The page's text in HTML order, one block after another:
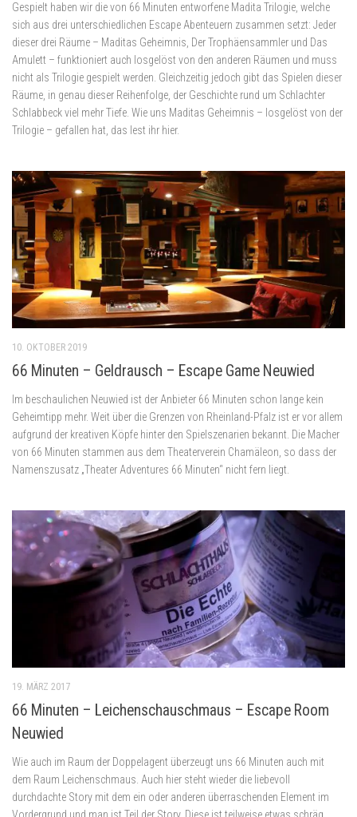
Gespielt haben wir die von 66 Minuten entworfene Madita Trilogie, welche
sich aus drei unterschiedlichen Escape Abenteuern zusammen setzt: Jeder
dieser drei Räume – Maditas Geheimnis, Der Trophäensammler und Das
Amulett – funktioniert auch losgelöst von den anderen Räumen und muss
nicht als Trilogie gespielt werden. Gleichzeitig jedoch gibt das Spielen dieser
Räume, in genau dieser Reihenfolge, der Geschichte rund um Schlachter
Schlabbeck viel mehr Tiefe. Wie uns Maditas Geheimnis – losgelöst von der
Trilogie – gefallen hat, das lest ihr hier.
10. OKTOBER 2019
66 Minuten – Geldrausch – Escape Game Neuwied
Im beschaulichen Neuwied ist der Anbieter 66 Minuten schon lange kein
Geheimtipp mehr. Weit über die Grenzen von Rheinland-Pfalz ist er vor allem
aufgrund der kreativen Köpfe hinter den Spielszenarien bekannt. Die Macher
von 66 Minuten stammen aus dem Theaterverein Chamäleon, so dass der
Namenszusatz „Theater Adventures 66 Minuten“ nicht fern liegt.
19. MÄRZ 2017
66 Minuten – Leichenschauschmaus – Escape Room
Neuwied
Wie auch im Raum der Doppelagent überzeugt uns 66 Minuten auch mit
dem Raum Leichenschmaus. Auch hier steht wieder die liebevoll
durchdachte Story mit dem ein oder anderen überraschenden Element im
Vordergrund und man ist Teil der Story. Diese ist teilweise etwas schräg,